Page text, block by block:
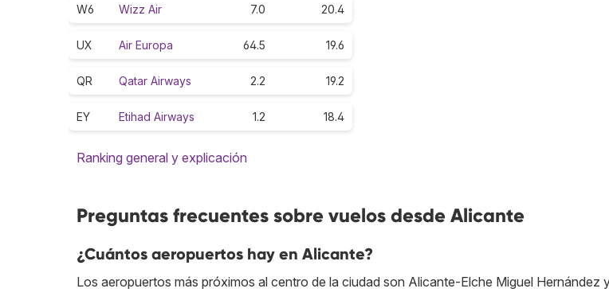
W6 Wizz Air 7.0 20.4
UX Air Europa 64.5 19.6
QR Qatar Airways 2.2 19.2
EY Etihad Airways 1.2 18.4
Ranking general y explicación
Preguntas frecuentes sobre vuelos desde Alicante
¿Cuántos aeropuertos hay en Alicante?
Los aeropuertos más próximos al centro de la ciudad son Alicante-Elche Miguel Hernández